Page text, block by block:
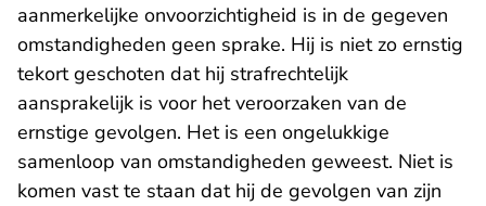
aanmerkelijke onvoorzichtigheid is in de gegeven
omstandigheden geen sprake. Hij is niet zo ernstig
tekort geschoten dat hij strafrechtelijk
aansprakelijk is voor het veroorzaken van de
ernstige gevolgen. Het is een ongelukkige
samenloop van omstandigheden geweest. Niet is
komen vast te staan dat hij de gevolgen van zijn